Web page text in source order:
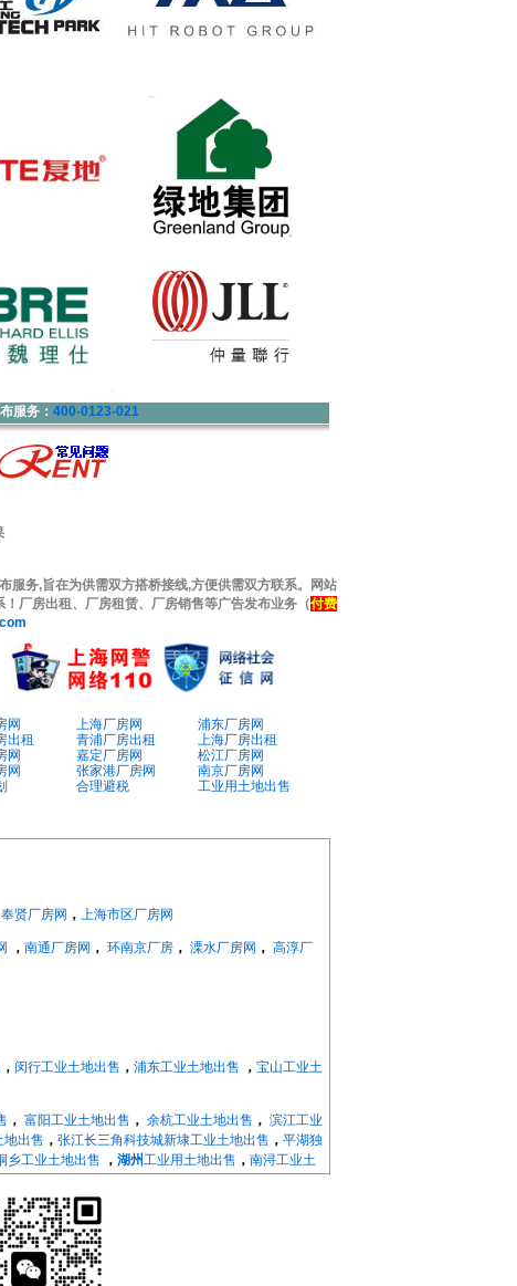
服务： 400-0123-021
服务,旨在为供需双方搭桥接线,方便供需双方联系。网站
厂房出租、厂房租赁、厂房销售等广告发布业务（付费
网 上海厂房网
浦东厂房网
出租 青浦厂房出租
上海厂房出租
网 嘉定厂房网
松江厂房网
网 张家港厂房网
南京厂房网
合理避税 工业用土地出售
奉贤厂房网 ， 上海市区厂房网
， 南通厂房网 ， 环南京厂房 ， 溧水厂房网 ， 高淳厂
， 闵行工业土地出售 ， 浦东工业土地出售 ， 宝山工业土
， 富阳工业土地出售 ， 余杭工业土地出售 ， 滨江工业
地出售 ， 张江长三角科技城新埭工业土地出售 ， 平湖独
乡工业土地出售 ， 湖州工业用土地出售 ， 南浔工业土
奉化工业土地出售
，南京溧水工业土地出售
容工业土地出售 ，